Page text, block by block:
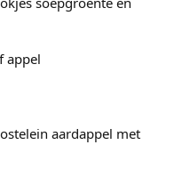
appel
aardappel met